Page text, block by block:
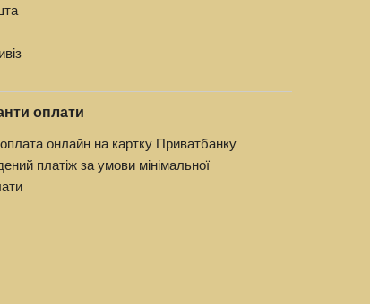
оплати
онлайн на картку Приватбанку
платіж за умови мінімальної